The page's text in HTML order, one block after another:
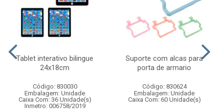
Tablet interativo bilingue
24x18cm
Código: 830030
Embalagem: Unidade
Caixa Com: 36 Unidade(s)
Inmetro: 006758/2019
Suporte com alcas para
porta de armario
Código: 830624
Embalagem: Unidade
Caixa Com: 60 Unidade(s)